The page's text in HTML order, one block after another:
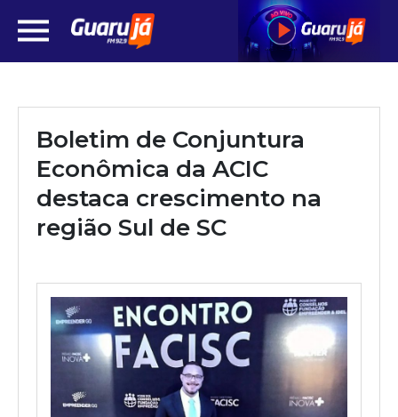
Boletim de Conjuntura
Econômica da ACIC
destaca crescimento na
região Sul de SC